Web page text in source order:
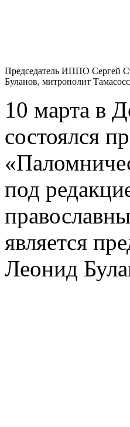
Председатель ИППО Сергей
Буланов, митрополит
10 марта в
состоялся
под
является
Леонид